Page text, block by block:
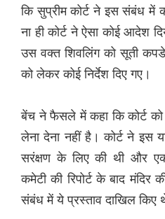
कि सुप्रीम कोर्ट ने इस संबंध में
ना ही कोर्ट ने ऐसा कोई आदेश
उस वक्त शिवलिंग को सूती
को लेकर कोई निर्देश दिए गए।
बेंच ने फैसले में कहा कि कोर्ट को
लेना देना नहीं है। कोर्ट ने इस
सरंक्षण के लिए की थी और
कमेटी की रिपोर्ट के बाद मंदिर
संबंध में ये प्रस्ताव दाखिल किए